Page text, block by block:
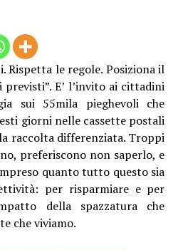
Rispetta le regole. Posiziona il
E’ l’invito ai cittadini
sui 55mila pieghevoli che
giorni nelle cassette postali
raccolta differenziata. Troppi
preferiscono non saperlo, e
quanto tutto questo sia
per risparmiare e per
della spazzatura che
che viviamo.